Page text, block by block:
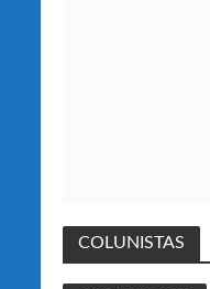
COLUNISTAS